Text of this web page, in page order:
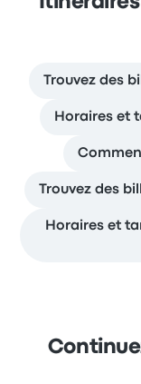
Trouvez des
Horaires et
Trouvez des
Horaires et